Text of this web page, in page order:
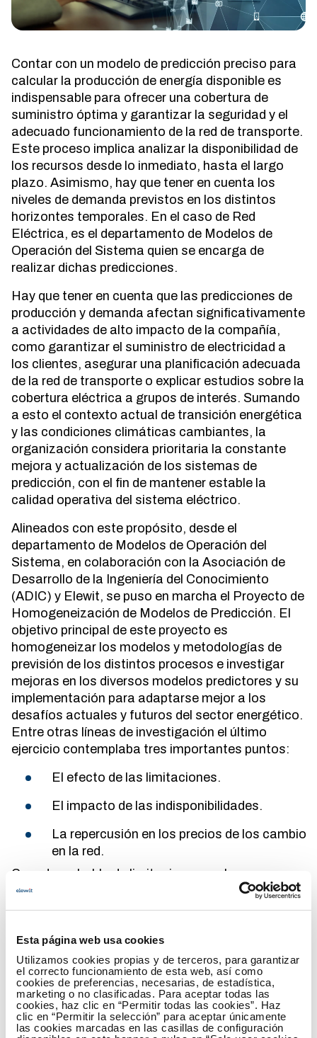
Esta página web usa cookies
Utilizamos cookies propias y de terceros, para garantizar
el correcto funcionamiento de esta web, así como
cookies de preferencias, necesarias, de estadística,
marketing o no clasificadas. Para aceptar todas las
cookies, haz clic en “Permitir todas las cookies”. Haz
clic en “Permitir la selección” para aceptar únicamente
las cookies marcadas en las casillas de configuración
Contar con un modelo de predicción preciso para
calcular la producción de energía disponible es
indispensable para ofrecer una cobertura de
suministro óptima y garantizar la seguridad y el
adecuado funcionamiento de la red de transporte.
Este proceso implica analizar la disponibilidad de
los recursos desde lo inmediato, hasta el largo
plazo. Asimismo, hay que tener en cuenta los
niveles de demanda previstos en los distintos
horizontes temporales. En el caso de Red
Eléctrica, es el departamento de Modelos de
Operación del Sistema quien se encarga de
realizar dichas predicciones.
Hay que tener en cuenta que las predicciones de
producción y demanda afectan significativamente
a actividades de alto impacto de la compañía,
como garantizar el suministro de electricidad a
los clientes, asegurar una planificación adecuada
de la red de transporte o explicar estudios sobre la
cobertura eléctrica a grupos de interés. Sumando
a esto el contexto actual de transición energética
y las condiciones climáticas cambiantes, la
organización considera prioritaria la constante
mejora y actualización de los sistemas de
predicción, con el fin de mantener estable la
calidad operativa del sistema eléctrico.
Alineados con este propósito, desde el
departamento de Modelos de Operación del
Sistema, en colaboración con la Asociación de
Desarrollo de la Ingeniería del Conocimiento
(ADIC) y Elewit, se puso en marcha el Proyecto de
Homogeneización de Modelos de Predicción. El
objetivo principal de este proyecto es
homogeneizar los modelos y metodologías de
previsión de los distintos procesos e investigar
mejoras en los diversos modelos predictores y su
implementación para adaptarse mejor a los
desafíos actuales y futuros del sector energético.
Entre otras líneas de investigación el último
ejercicio contemplaba tres importantes puntos:
El efecto de las limitaciones.
El impacto de las indisponibilidades.
La repercusión en los precios de los cambios
en la red.
Cuando se habla de limitaciones, se hace
referencia a las restricciones que vienen
impuestas por la propia red, para así garantizar su
corte en la demanda, evitando así interrupciones
en el suministro. Con respecto a las
indisponibilidades, se trata de situaciones
externas que hacen que los recursos energéticos
no estén disponibles durante un periodo de
tiempo.